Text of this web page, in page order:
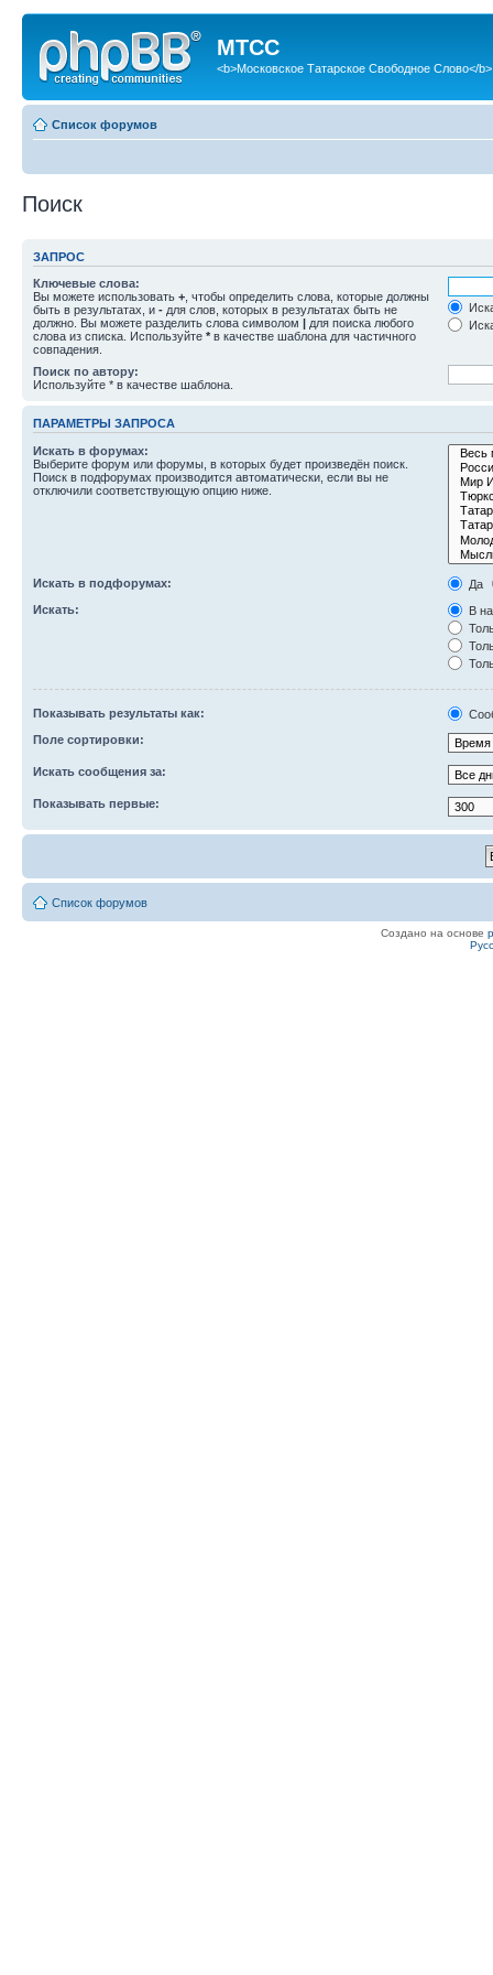
МТСС
<b>Московское Татарское Свободное Слово</b>
Список форумов
Поиск
ЗАПРОС
Ключевые слова:
Вы можете использовать + , чтобы определить слова, которые должны
быть в результатах, и - для слов, которых в результатах быть не
должно. Вы можете разделить слова символом | для поиска любого
слова из списка. Используйте * в качестве шаблона для частичного
совпадения.
Поиск по автору:
Используйте * в качестве шаблона.
ПАРАМЕТРЫ ЗАПРОСА
Искать в форумах:
Выберите форум или форумы, в которых будет произведён поиск.
Поиск в подфорумах производится автоматически, если вы не
отключили соответствующую опцию ниже.
Искать в подфорумах:
Да
Искать:
В
Показывать результаты как:
Поле сортировки:
Искать сообщения за:
Показывать первые:
Список форумов
Создано на основе